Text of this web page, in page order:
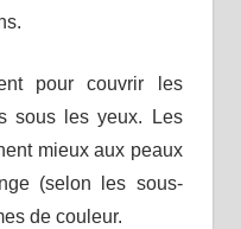
pour couvrir les
sous les yeux. Les
mieux aux peaux
(selon les sous-
de couleur.